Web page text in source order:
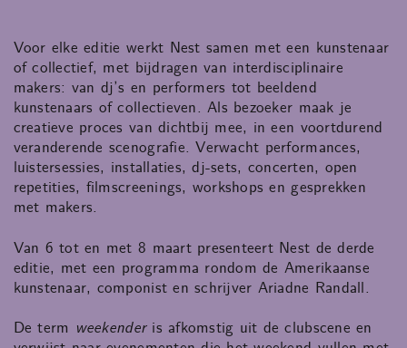
Voor elke editie werkt Nest samen met een kunstenaar
of collectief, met bijdragen van interdisciplinaire
makers: van dj’s en performers tot beeldend
kunstenaars of collectieven. Als bezoeker maak je
creatieve proces van dichtbij mee, in een voortdurend
veranderende scenografie. Verwacht performances,
luistersessies, installaties, dj-sets, concerten, open
repetities, filmscreenings, workshops en gesprekken
met makers.
Van 6 tot en met 8 maart presenteert Nest de derde
editie, met een programma rondom de Amerikaanse
kunstenaar, componist en schrijver Ariadne Randall.
De term weekenderis afkomstig uit de clubscene en